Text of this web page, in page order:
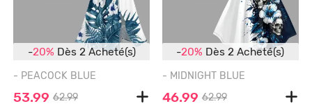
-20% Dès 2 Acheté(s)
- PEACOCK BLUE
53.99 62.99
-20% Dès 2 Acheté(s)
- MIDNIGHT BLUE
46.99 62.99